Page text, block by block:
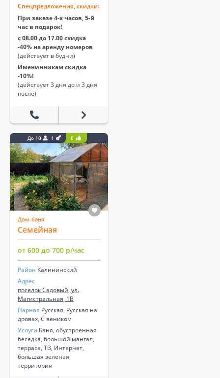
Спецпредложения, скидки:
При заказе 4-х часов, 5-й
час в подарок!
с 08.00 до 17.00 скидка
-40% на аренду номеров
(действует в будни)
Именинникам скидка
-10%!
(действует 3 дня до и 3 дня
после)
До 10 1 0
Дом-баня
Семейная
от 600 до 700 р/час
Район Калининский
Адрес
поселок Садовый, ул.
Магистральная, 1В
Парная Русская, Русская на
дровах, С веником
Услуги Баня, обустроенная
беседка, большой мангал,
терраса, ТВ, Интернет,
большая зеленая
территория